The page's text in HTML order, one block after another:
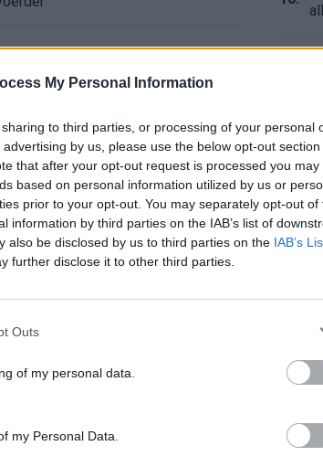
My Personal Information
to third parties, or processing of your personal
by us, please use the below opt-out section
that after your opt-out request is processed you may
based on personal information utilized by us or
prior to your opt-out. You may separately opt-out of
information by third parties on the IAB’s list of
also be disclosed by us to third parties on the IAB’s
further disclose it to other third parties.
Outs
of my personal data.
my Personal Data.
lijstje van Ajax?
18.